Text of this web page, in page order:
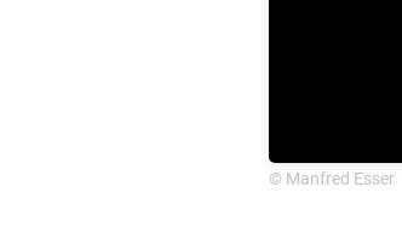
© Manfred Esser